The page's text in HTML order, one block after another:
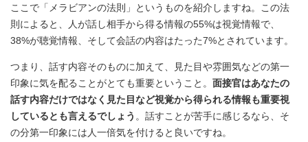
ここで「メラビアンの法則」というものを紹介しますね。この法
則によると、人が話し相手から得る情報の55%は視覚情報で、
38%が聴覚情報、そして会話の内容はたった7%とされています。
つまり、話す内容そのものに加えて、見た目や雰囲気などの第一
印象に気を配ることがとても重要ということ。 面接官はあなたの
話す内容だけではなく見た目など視覚から得られる情報も重要視
しているとも言えるでしょう 。話すことが苦手に感じるなら、そ
の分第一印象には人一倍気を付けると良いですね。